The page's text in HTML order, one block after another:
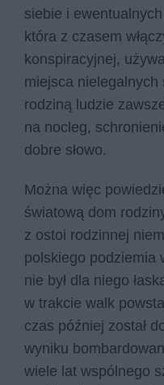
siebie i
która z czasem
konspiracyjnej,
miejsca
rodziną ludzie
na nocleg,
dobre słowo.
Można więc
światową dom
z ostoi rodzinnej
polskiego podziemia
nie był dla niego
w trakcie walk
czas później został
wyniku
wiele lat wspólnego